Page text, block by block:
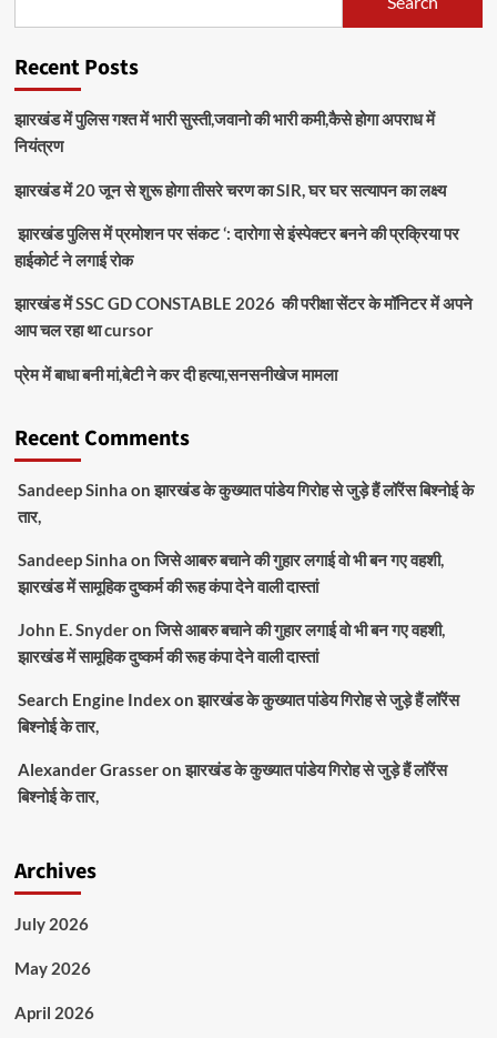
स्कूल
को
जाएगा
संचालन
साथ-
साथ
परीक्षा
आयोजित
की
सकेगी
Recent Posts
झारखंड में पुलिस गश्त में भारी सुस्ती,जवानो की भारी कमी,कैसे होगा अपराध में
नियंत्रण
झारखंड में 20 जून से शुरू होगा तीसरे चरण का SIR, घर घर सत्यापन का लक्ष्य
झारखंड पुलिस में प्रमोशन पर संकट ‘: दारोगा से इंस्पेक्टर बनने की प्रक्रिया पर
हाईकोर्ट ने लगाई रोक
झारखंड में SSC GD CONSTABLE 2026 की परीक्षा सेंटर के मॉनिटर में अपने
आप चल रहा था cursor
प्रेम में बाधा बनी मां,बेटी ने कर दी हत्या,सनसनीखेज मामला
Recent Comments
Sandeep Sinha onझारखंड के कुख्यात पांडेय गिरोह से जुड़े हैं लॉरेंस बिश्नोई के
तार,
Sandeep Sinha onजिसे आबरु बचाने की गुहार लगाई वो भी बन गए वहशी,
झारखंड में सामूहिक दुष्कर्म की रूह कंपा देने वाली दास्तां
John E. Snyderonजिसे आबरु बचाने की गुहार लगाई वो भी बन गए वहशी,
झारखंड में सामूहिक दुष्कर्म की रूह कंपा देने वाली दास्तां
Search Engine Indexonझारखंड के कुख्यात पांडेय गिरोह से जुड़े हैं लॉरेंस
बिश्नोई के तार,
Alexander Grasseronझारखंड के कुख्यात पांडेय गिरोह से जुड़े हैं लॉरेंस
बिश्नोई के तार,
Archives
July 2026
May 2026
April 2026